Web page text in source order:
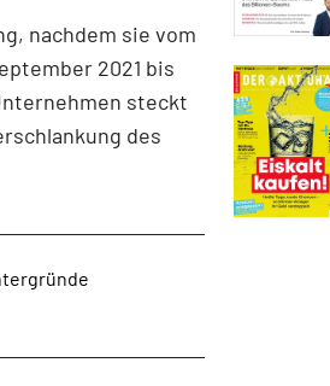
nachdem sie vom
2021 bis
steckt
des